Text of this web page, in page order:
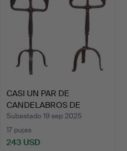
CASI UN PAR DE
CANDELABROS DE
HIERRO FORJA…
Subastado 19 sep 2025
17 pujas
243 USD